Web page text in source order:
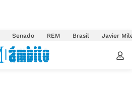
Senado REM Brasil Javier